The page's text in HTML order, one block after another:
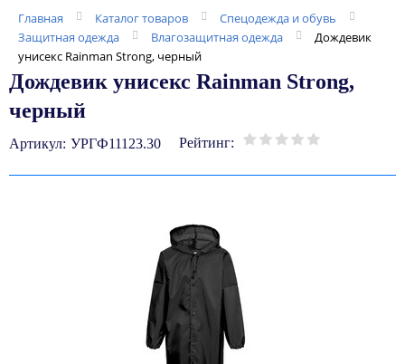
Главная Каталог товаров
Спецодежда и обувь
Защитная одежда
Влагозащитная одежда
Дождевик
унисекс Rainman Strong, черный
Дождевик унисекс Rainman Strong,
черный
Артикул: УРГФ11123.30 Рейтинг: